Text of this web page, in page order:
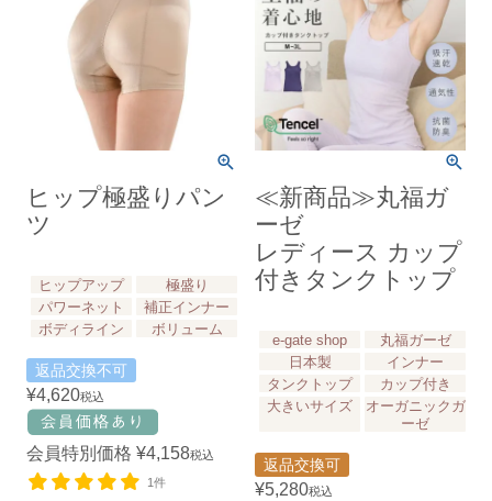
ヒップ極盛りパン
ツ
ヒップアップ
極盛り
パワーネット
補正インナー
ボディライン
ボリューム
返品交換不可
¥4,620税込
会員特別価格 ¥4,158税込
1件
≪新商品≫丸福ガ
ーゼ
レディース カップ
付きタンクトップ
e-gate shop
丸福ガーゼ
日本製
インナー
タンクトップ
カップ付き
大きいサイズ
オーガニックガ
ーゼ
返品交換可
¥5,280税込